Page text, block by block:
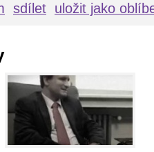
sdílet uložit jako